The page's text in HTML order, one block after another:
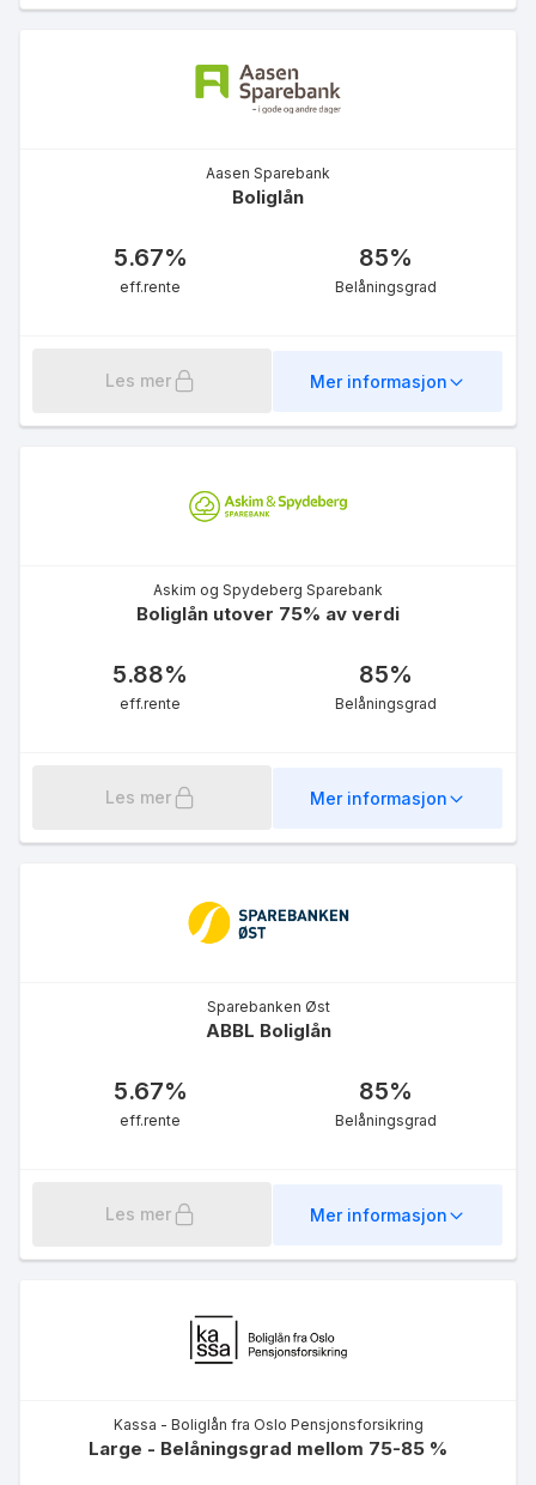
4.98%
Grønt boliglån for unge
LOfavør Fleksilån
eff.rente
LOfavør Grønt Boliglån
4.98%
Aasen Sparebank
Boliglån
5.67%
eff.rente
85%
Belåningsgrad
Les mer Mer informasjon
Askim og Spydeberg Sparebank
Boliglån utover 75% av verdi
5.88%
eff.rente
85%
Belåningsgrad
Les mer Mer informasjon
Sparebanken Øst
ABBL Boliglån
5.67%
eff.rente
85%
Belåningsgrad
Les mer Mer informasjon
Kassa - Boliglån fra Oslo Pensjonsforsikring
Large - Belåningsgrad mellom 75-85 %